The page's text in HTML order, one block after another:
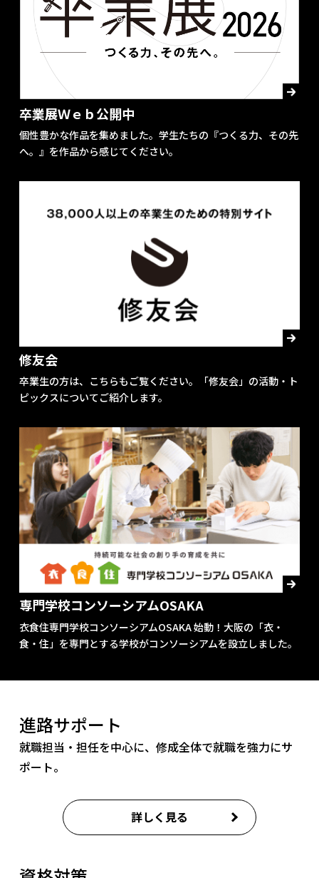
卒業展Ｗｅｂ公開中
個性豊かな作品を集めました。学生たちの『つくる力、その先
へ。』を作品から感じてください。
修友会
卒業生の方は、こちらもご覧ください。「修友会」の活動・ト
ピックスについてご紹介します。
専門学校コンソーシアムOSAKA
衣食住専門学校コンソーシアムOSAKA 始動！大阪の「衣・
食・住」を専門とする学校がコンソーシアムを設立しました。
進路サポート
就職担当・担任を中心に、 修成全体で就職を強力にサ
ポート。
詳しく見る